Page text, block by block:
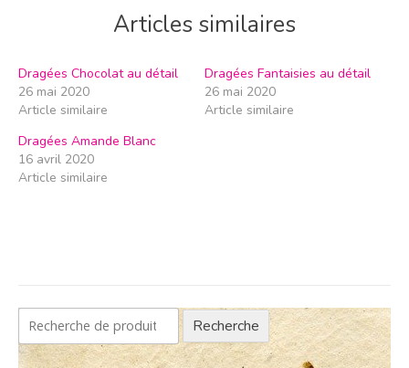
Articles similaires
Dragées Chocolat au détail
26 mai 2020
Article similaire
Dragées Fantaisies au détail
26 mai 2020
Article similaire
Dragées Amande Blanc
16 avril 2020
Article similaire
Recherche